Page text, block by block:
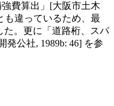
費算出」[大阪市土木
も違っているため、最
た。更に「道路桁、スパ
発公社, 1989b: 46] を参